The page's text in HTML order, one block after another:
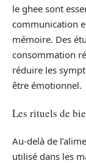
le ghee sont
communication
mémoire. Des
consommation
réduire les
être émotionnel.
Les rituels de
Au-delà de
utilisé dans les